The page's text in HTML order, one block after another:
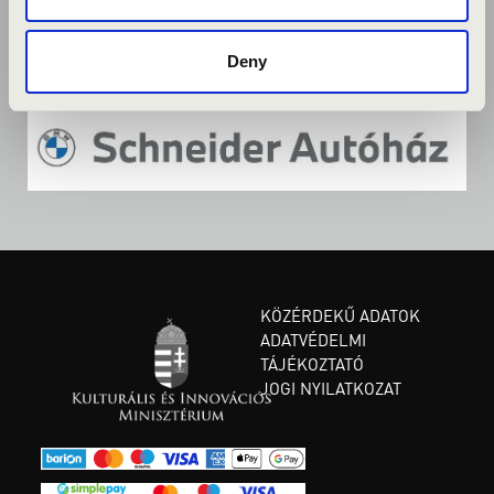
Deny
KÖZÉRDEKŰ ADATOK
ADATVÉDELMI
TÁJÉKOZTATÓ
JOGI NYILATKOZAT